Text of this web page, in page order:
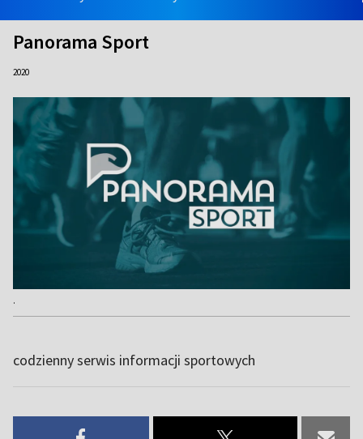
Panorama Sport
2020
.
codzienny serwis informacji sportowych